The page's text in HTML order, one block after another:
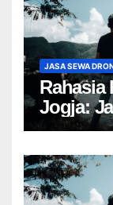
JASA SEWA
Rahasia
Jogja: